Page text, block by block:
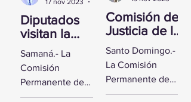
Diputados
visitan la
Fortaleza de
Santa
Bárbara de
Samaná
Samaná.- La
Comisión
Permanente de
Derechos
Comisión de
Justicia de la
CD se reúne
con Yeni
Berenice
Reynoso
Santo Domingo.-
La Comisión
Permanente de
Justicia de la